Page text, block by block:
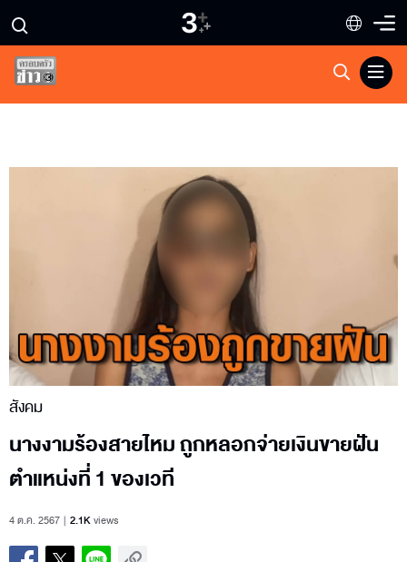
สังคม
นางงามร้องสายไหม ถูกหลอกจ่ายเงินขายฝัน
ตำแหน่งที่ 1 ของเวที
4 ต.ค. 2567 2.1Kviews